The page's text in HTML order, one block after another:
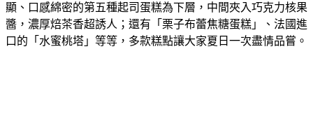
顯、口感綿密的第五種起司蛋糕為下層，中間夾入巧克力核果
醬，濃厚焙茶香超誘人；還有「栗子布蕾焦糖蛋糕」、法國進
口的「水蜜桃塔」等等，多款糕點讓大家夏日一次盡情品嘗。